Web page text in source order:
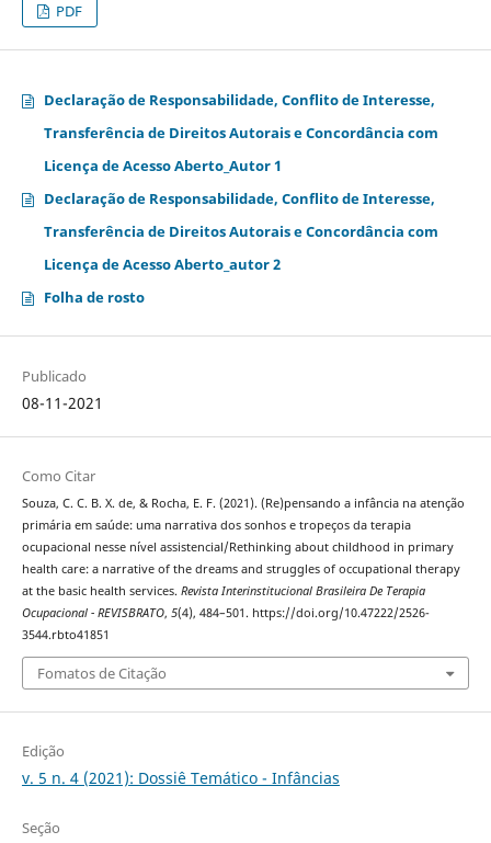
PDF
Declaração de Responsabilidade, Conflito de Interesse,
Transferência de Direitos Autorais e Concordância com
Licença de Acesso Aberto_Autor 1
Declaração de Responsabilidade, Conflito de Interesse,
Transferência de Direitos Autorais e Concordância com
Licença de Acesso Aberto_autor 2
Folha de rosto
Publicado
08-11-2021
Como Citar
Souza, C. C. B. X. de, & Rocha, E. F. (2021). (Re)pensando a infância na atenção
primária em saúde: uma narrativa dos sonhos e tropeços da terapia
ocupacional nesse nível assistencial/Rethinking about childhood in primary
health care: a narrative of the dreams and struggles of occupational therapy
at the basic health services. Revista Interinstitucional Brasileira De Terapia
Ocupacional - REVISBRATO, 5(4), 484–501. https://doi.org/10.47222/2526-
3544.rbto41851
Fomatos de Citação
Edição
v. 5 n. 4 (2021): Dossiê Temático - Infâncias
Seção